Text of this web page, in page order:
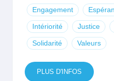
Engagement
Intériorité Justice
Solidarité Valeurs
PLUS D'INFOS